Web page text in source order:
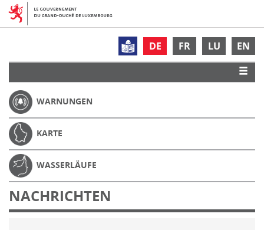
DE FR LU EN
WARNUNGEN
KARTE
WASSERLÄUFE
NACHRICHTEN